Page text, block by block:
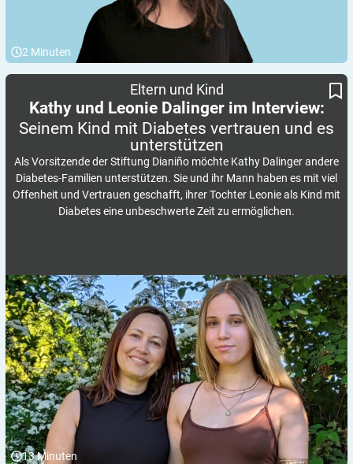
2 Minuten
Eltern und Kind
Kathy und Leonie Dalinger im Interview:
Seinem Kind mit Diabetes vertrauen und es
unterstützen
Als Vorsitzende der Stiftung Dianiño möchte Kathy Dalinger andere
Diabetes-Familien unterstützen. Sie und ihr Mann haben es mit viel
Offenheit und Vertrauen geschafft, ihrer Tochter Leonie als Kind mit
Diabetes eine unbeschwerte Zeit zu ermöglichen.
13Minuten